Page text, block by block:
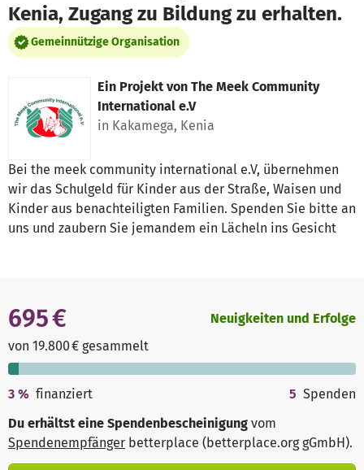
Kenia, Zugang zu Bildung zu erhalten.
Gemeinnützige Organisation
Ein Projekt von The Meek Community
International e.V
in Kakamega, Kenia
Bei the meek community international e.V, übernehmen
wir das Schulgeld für Kinder aus der Straße, Waisen und
Kinder aus benachteiligten Familien. Spenden Sie bitte an
uns und zaubern Sie jemandem ein Lächeln ins Gesicht
695 €
von 19.800 € gesammelt
Neuigkeiten und Erfolge
3 % finanziert 5 Spenden
Du erhältst eine Spendenbescheinigung vom
Spendenempfänger betterplace (betterplace.org gGmbH).